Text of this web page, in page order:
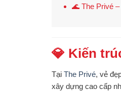
🌊 The Privé
💎 Kiến
Tại The Privé, vẻ
xây dựng cao cấp